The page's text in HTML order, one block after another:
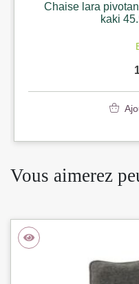
Chaise lara
kaki
Vous aimerez